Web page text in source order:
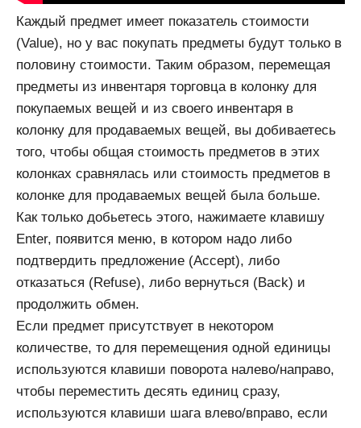
Каждый предмет имеет показатель стоимости
(Value), но у вас покупать предметы будут только в
половину стоимости. Таким образом, перемещая
предметы из инвентаря торговца в колонку для
покупаемых вещей и из своего инвентаря в
колонку для продаваемых вещей, вы добиваетесь
того, чтобы общая стоимость предметов в этих
колонках сравнялась или стоимость предметов в
колонке для продаваемых вещей была больше.
Как только добьетесь этого, нажимаете клавишу
Enter, появится меню, в котором надо либо
подтвердить предложение (Aсcept), либо
отказаться (Refuse), либо вернуться (Back) и
продолжить обмен.
Если предмет присутствует в некотором
количестве, то для перемещения одной единицы
используются клавиши поворота налево/направо,
чтобы переместить десять единиц сразу,
используются клавиши шага влево/вправо, если